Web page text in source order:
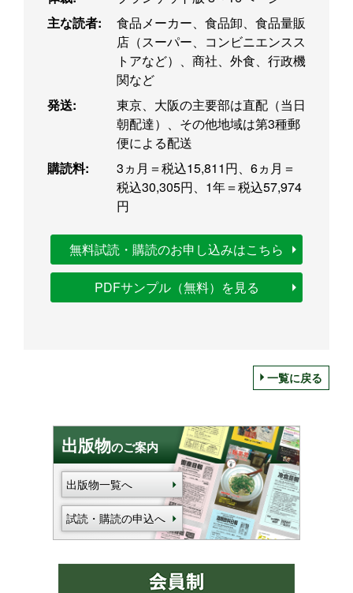
主な読者:
食品メーカー、食品卸、食品量販
店（スーパー、コンビニエンスス
トアなど）、商社、外食、行政機
関など
発送:
東京、大阪の主要部は直配（当日
朝配達）、その他地域は第3種郵
便による配送
購読料:
3ヵ月＝税込15,811円、6ヵ月＝
税込30,305円、1年＝税込57,974
円
無料試読・購読のお申し込みはこちら
PDFサンプル（無料）を見る
一覧に戻る
出版物のご案内
出版物一覧へ
試読・購読の申込へ